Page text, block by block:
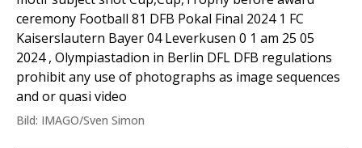
ceremony Football 81 DFB Pokal Final 2024 1 FC
Kaiserslautern Bayer 04 Leverkusen 0 1 am 25 05
2024 , Olympiastadion in Berlin DFL DFB regulations
prohibit any use of photographs as image sequences
and or quasi video
Bild: IMAGO/Sven Simon